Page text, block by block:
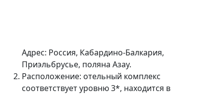
Адрес: Россия, Кабардино-Балкария,
Приэльбрусье, поляна Азау.
Расположение: отельный комплекс
соответствует уровню 3*, находится в